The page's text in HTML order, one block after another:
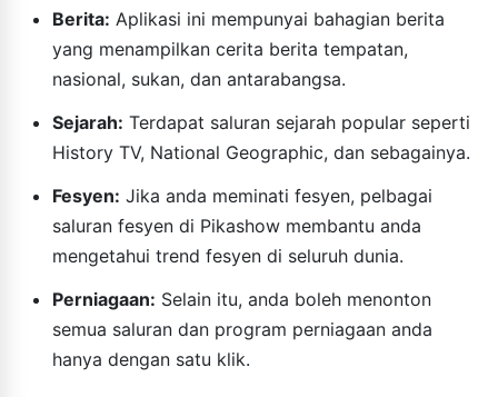
Berita: Aplikasi ini mempunyai bahagian berita
yang menampilkan cerita berita tempatan,
nasional, sukan, dan antarabangsa.
Sejarah: Terdapat saluran sejarah popular seperti
History TV, National Geographic, dan sebagainya.
Fesyen: Jika anda meminati fesyen, pelbagai
saluran fesyen di Pikashow membantu anda
mengetahui trend fesyen di seluruh dunia.
Perniagaan: Selain itu, anda boleh menonton
semua saluran dan program perniagaan anda
hanya dengan satu klik.